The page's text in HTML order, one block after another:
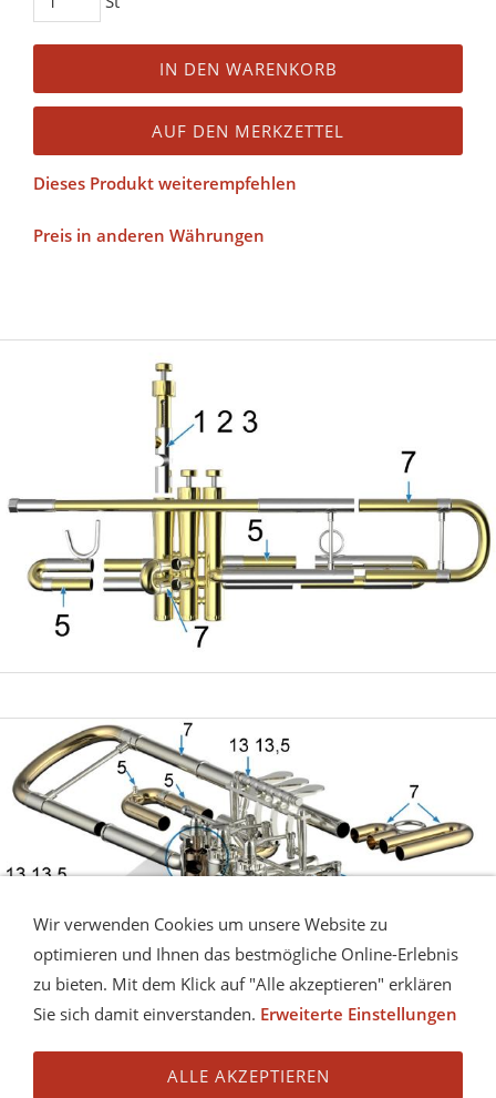
IN DEN WARENKORB
AUF DEN MERKZETTEL
Dieses Produkt weiterempfehlen
Preis in anderen Währungen
Wir verwenden Cookies um unsere Website zu
optimieren und Ihnen das bestmögliche Online-Erlebnis
zu bieten. Mit dem Klick auf "Alle akzeptieren" erklären
Sie sich damit einverstanden. Erweiterte Einstellungen
ALLE AKZEPTIEREN